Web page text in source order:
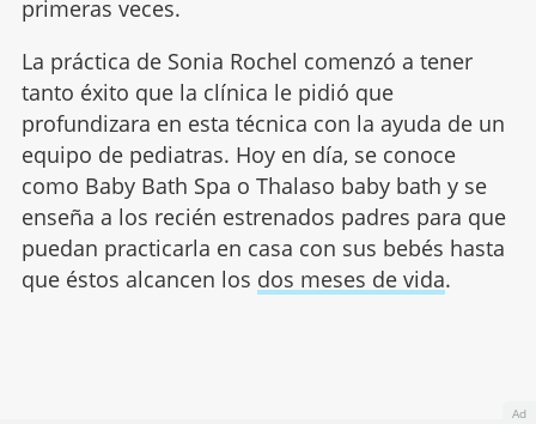
primeras veces.
La práctica de Sonia Rochel comenzó a tener
tanto éxito que la clínica le pidió que
profundizara en esta técnica con la ayuda de un
equipo de pediatras. Hoy en día, se conoce
como Baby Bath Spa o Thalaso baby bath y se
enseña a los recién estrenados padres para que
puedan practicarla en casa con sus bebés hasta
que éstos alcancen los dos meses de vida.
Ad